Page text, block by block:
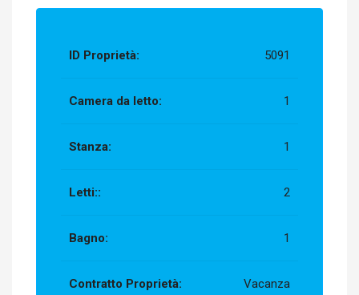
ID Proprietà: 5091
Camera da letto: 1
Stanza: 1
Letti:: 2
Bagno: 1
Contratto Proprietà: Vacanza